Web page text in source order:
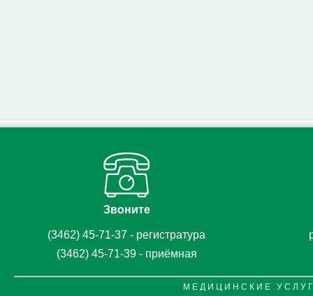
Звоните
(3462) 45-71-37 - регистратура
(3462) 45-71-39 - приёмная
М Е Д И Ц И Н С К И Е У С Л У